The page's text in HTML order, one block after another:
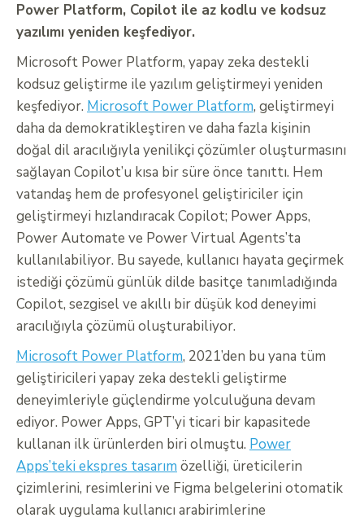
Power Platform, Copilot ile az kodlu ve kodsuz
yazılımı yeniden keşfediyor.
Microsoft Power Platform, yapay zeka destekli
kodsuz geliştirme ile yazılım geliştirmeyi yeniden
keşfediyor. Microsoft Power Platform, geliştirmeyi
daha da demokratikleştiren ve daha fazla kişinin
doğal dil aracılığıyla yenilikçi çözümler oluşturmasını
sağlayan Copilot’u kısa bir süre önce tanıttı. Hem
vatandaş hem de profesyonel geliştiriciler için
geliştirmeyi hızlandıracak Copilot; Power Apps,
Power Automate ve Power Virtual Agents’ta
kullanılabiliyor. Bu sayede, kullanıcı hayata geçirmek
istediği çözümü günlük dilde basitçe tanımladığında
Copilot, sezgisel ve akıllı bir düşük kod deneyimi
aracılığıyla çözümü oluşturabiliyor.
Microsoft Power Platform, 2021’den bu yana tüm
geliştiricileri yapay zeka destekli geliştirme
deneyimleriyle güçlendirme yolculuğuna devam
ediyor. Power Apps, GPT’yi ticari bir kapasitede
kullanan ilk ürünlerden biri olmuştu. Power
Apps’teki ekspres tasarım özelliği, üreticilerin
çizimlerini, resimlerini ve Figma belgelerini otomatik
olarak uygulama kullanıcı arabirimlerine